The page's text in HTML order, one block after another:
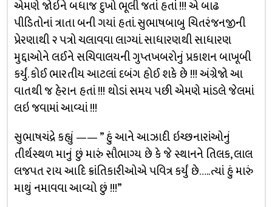
એમણે જોઇને બધાજ દુખો ભૂલી જતાં હતાં !!! એ બાઢ
પીડિતોનાં ત્રાતા બની ગયાં હતાં. સુભાષબાબુ ચિતરંજનજીની
પ્રેરણાથી ૨ પત્રો ચલાવવા લાગ્યાં. સાધારણથી સાધારણ
મુદ્દાઓને લઈને સચિવાલયની ગુપ્તખબરોનું પ્રકાશન બાખૂબી
કર્યું. કોઈ ભારતીય આટલાં દબંગ હોઈ શકે છે !!! અંગ્રેજો આ
વાતથી જ હેરાન હતાં !!! થોડાં સમય પછી એમણે માંડલે જેલમાં
લઇ જવામાં આવ્યાં !!!
સુભાષચંદ્રે કહ્યું —— ” હું આને આઝાદી ઇચ્છનારાંઓનું
તીર્થસ્થળ માનું છું મારું સૌભાગ્ય છે કે જે સ્થાનને તિલક, લાલ
લજપત રાય આદિ ક્રાંતિકારીઓએ પવિત્ર કર્યું છે…..ત્યાં હું મારું
માથું નમાવવા આવ્યો છું !!!”